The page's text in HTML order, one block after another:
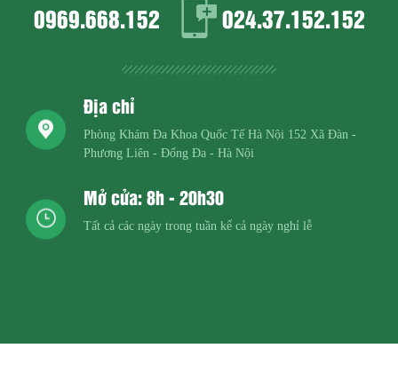
0969.668.152 024.37.152.152
Địa chỉ
Phòng Khám Đa Khoa Quốc Tế Hà Nội 152 Xã Đàn -
Phương Liên - Đống Đa - Hà Nội
Mở cửa: 8h - 20h30
Tất cả các ngày trong tuần kể cả ngày nghỉ lễ